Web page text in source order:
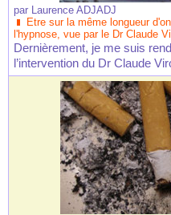
par Laurence ADJADJ
Etre sur la même longueur
l'hypnose, vue par le Dr Claude
Dernièrement, je me suis
l’intervention du Dr Claude